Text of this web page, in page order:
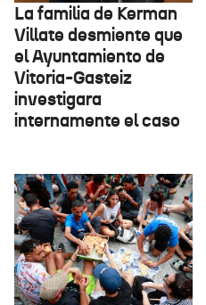
La familia de Kerman
Villate desmiente que
el Ayuntamiento de
Vitoria-Gasteiz
investigara
internamente el caso